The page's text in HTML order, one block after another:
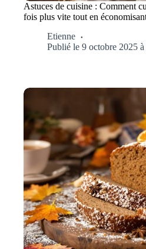
Astuces de cuisine : Comment
fois plus vite tout en
Etienne
Publié le 9 octobre 2025